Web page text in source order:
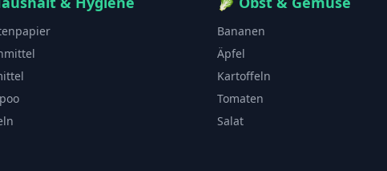
Bananen
Äpfel
Kartoffeln
Tomaten
Salat